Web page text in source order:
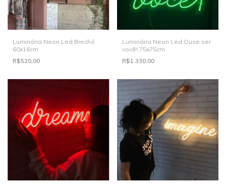
Luminária Neon Led Brechó
60x16cm
R$520,00
Luminária Neon Led Ouse ser
você! 75x75cm
R$1.330,00